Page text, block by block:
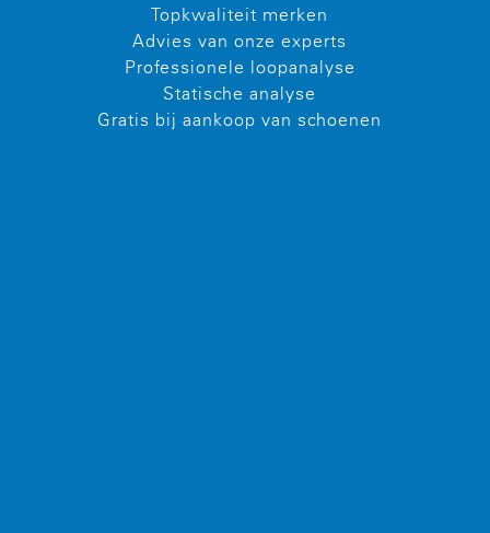
Topkwaliteit merken
Advies van onze experts
Professionele loopanalyse
Statische analyse
Gratis bij aankoop van schoenen